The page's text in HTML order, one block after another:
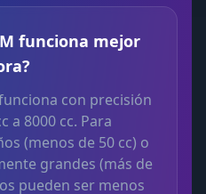
funciona mejor
con precisión
a 8000 cc. Para
(menos de 50 cc) o
grandes (más de
pueden ser menos